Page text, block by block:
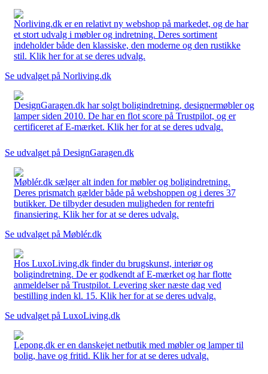
Norliving.dk er en relativt ny webshop på markedet, og de har
et stort udvalg i møbler og indretning. Deres sortiment
indeholder både den klassiske, den moderne og den rustikke
stil. Klik her for at se deres udvalg.
Se udvalget på Norliving.dk
DesignGaragen.dk har solgt boligindretning, designermøbler og
lamper siden 2010. De har en flot score på Trustpilot, og er
certificeret af E-mærket. Klik her for at se deres udvalg.
Se udvalget på DesignGaragen.dk
Møblér.dk sælger alt inden for møbler og boligindretning.
Deres prismatch gælder både på webshoppen og i deres 37
butikker. De tilbyder desuden muligheden for rentefri
finansiering. Klik her for at se deres udvalg.
Se udvalget på Møblér.dk
Hos LuxoLiving.dk finder du brugskunst, interiør og
boligindretning. De er godkendt af E-mærket og har flotte
anmeldelser på Trustpilot. Levering sker næste dag ved
bestilling inden kl. 15. Klik her for at se deres udvalg.
Se udvalget på LuxoLiving.dk
Lepong.dk er en danskejet netbutik med møbler og lamper til
bolig, have og fritid. Klik her for at se deres udvalg.